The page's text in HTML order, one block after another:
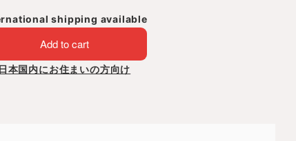
shipping available
Add to cart
日本国内にお住まいの方向け